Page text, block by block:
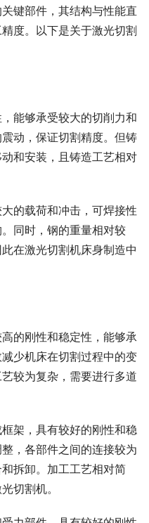
键部件，其结构与性能直
度。以下是关于激光切割
能够承受较大的切削力和
动，保证切割精度。但铸
和安装，且铸造工艺相对
的载荷和冲击，可焊接性
同时，钢的重量相对较
在激光切割机床身制造中
的刚性和稳定性，能够承
少机床在切割过程中的变
较为复杂，需要进行多道
架，具有较好的刚性和稳
，各部件之间的连接较为
拆卸。加工工艺相对简
切割机。